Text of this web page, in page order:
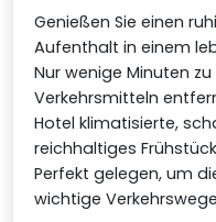
Genießen Sie einen
Aufenthalt in einem
Nur wenige Minuten
Verkehrsmitteln
Hotel klimatisierte,
reichhaltiges
Perfekt gelegen, um
wichtige